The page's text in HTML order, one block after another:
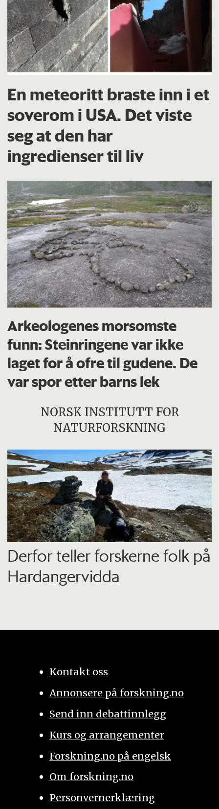
En meteoritt braste inn i et
soverom i USA. Det viste
seg at den har
ingredienser til liv
Arkeologenes morsomste
funn: Steinringene var ikke
laget for å ofre til gudene. De
var spor etter barns lek
NORSK INSTITUTT FOR
NATURFORSKNING
Derfor teller forskerne folk på
Hardangervidda
Kontakt oss
Annonsere på forskning.no
Send inn debattinnlegg
Kurs og arrangementer
Forskning.no på engelsk
Om forskning.no
Personvernerklæring